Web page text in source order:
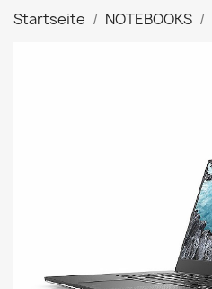
Startseite NOTEBOOKS